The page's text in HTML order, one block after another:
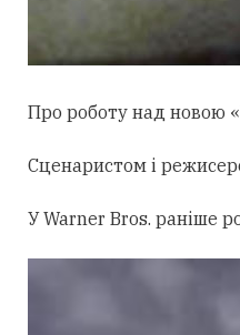
Про роботу над новою
Сценаристом і
У Warner Bros. раніше